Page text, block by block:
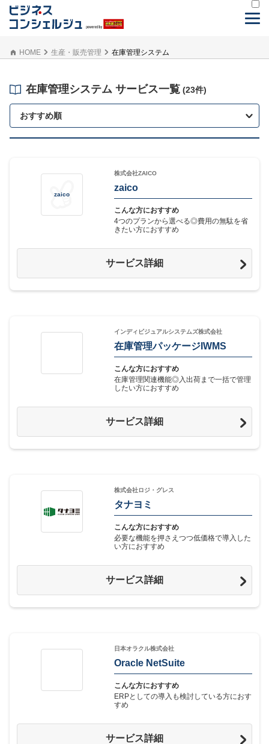
HOME 生産・販売管理 在庫管理システム
在庫管理システム サービス一覧 (23件)
おすすめ順
zaico
株式会社ZAICO
zaico
こんな方におすすめ
4つのプランから選べる◎費用の無駄を省
きたい方におすすめ
サービス詳細
インディビジュアルシステムズ株式会社
在庫管理パッケージIWMS
こんな方におすすめ
在庫管理関連機能◎入出荷まで一括で管理
したい方におすすめ
サービス詳細
株式会社ロジ・グレス
タナヨミ
こんな方におすすめ
必要な機能を押さえつつ低価格で導入した
い方におすすめ
サービス詳細
日本オラクル株式会社
Oracle NetSuite
こんな方におすすめ
ERPとしての導入も検討している方におす
すめ
サービス詳細